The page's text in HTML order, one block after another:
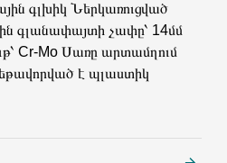
գլխիկ Ներկառուցված
գլանափայտի չափը՝ 14մմ
Cr-Mo Սառը արտամղում
է պլաստիկ